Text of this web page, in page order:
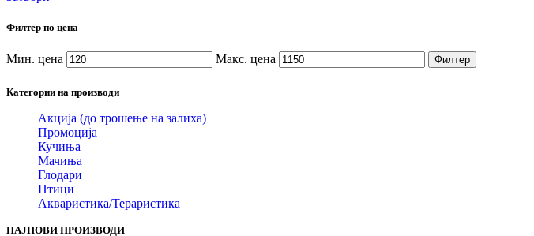
Филтер по цена
Мин. цена Макс. цена Филтер
Категории на производи
Акција (до трошење на залиха)
Промоција
Кучиња
Мачиња
Глодари
Птици
Акваристика/Тераристика
НАЈНОВИ ПРОИЗВОДИ